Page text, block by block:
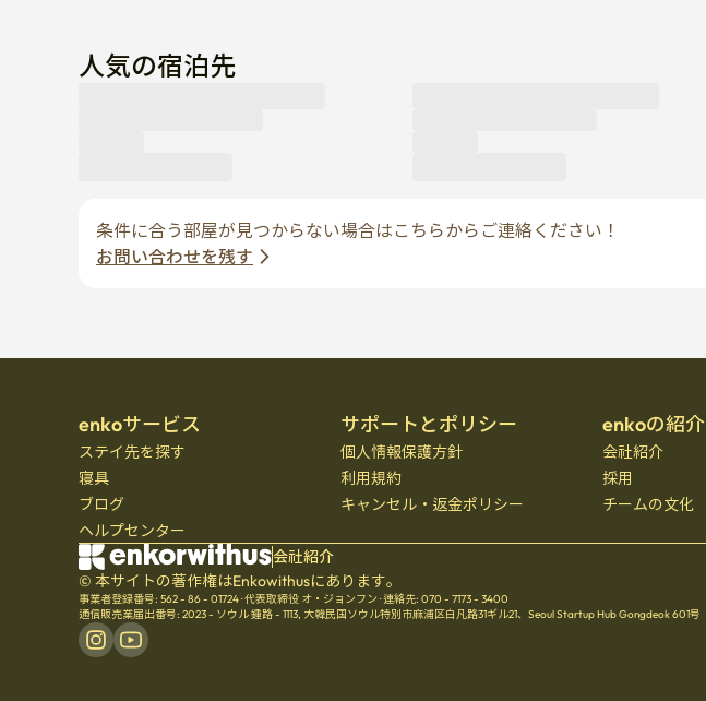
人気の宿泊先
条件に合う部屋が見つからない場合はこちらからご連絡ください！
お問い合わせを残す
enkoサービス
ステイ先を探す
寝具
ブログ
ヘルプセンター
サポートとポリシー
個人情報保護方針
利用規約
キャンセル・返金ポリシー
enkoの紹介
会社紹介
採用
チームの文化
会社紹介
© 本サイトの著作権はEnkowithusにあります。
事業者登録番号: 562 - 86 - 01724·代表取締役 オ・ジョンフン ·連絡先: 070 - 7173 - 3400
通信販売業届出番号: 2023 - ソウル 鍾路 - 1113, 大韓民国ソウル特別市麻浦区白凡路31ギル21、Seoul Startup Hub Gongdeok 601号